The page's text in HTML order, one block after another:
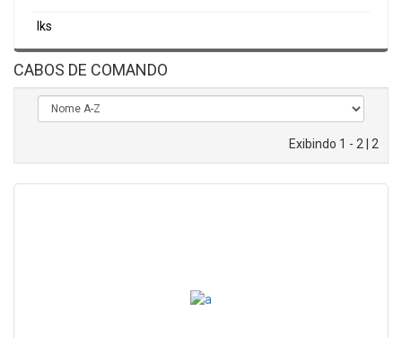
Iks
CABOS DE COMANDO
Exibindo 1 - 2 | 2